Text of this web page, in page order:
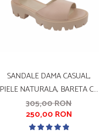
SANDALE DAMA CASUAL,
PIELE NATURALA, BARETA CU
CATARAMA, TALPA USOARA,
CRAMPOANE, BEJ, LINII AURII,
SANDALI
305,00 RON
250,00 RON